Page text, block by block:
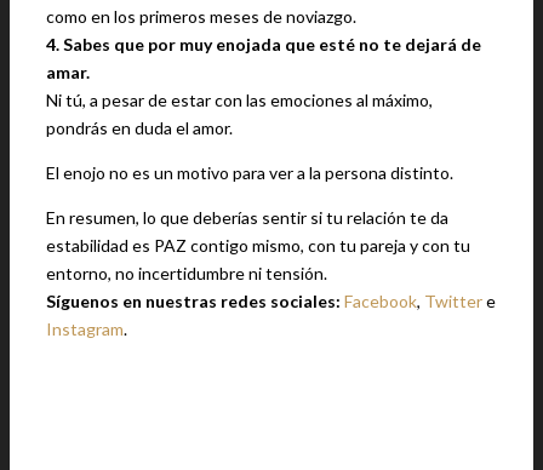
como en los primeros meses de noviazgo.
4. Sabes que por muy enojada que esté no te dejará de
amar.
Ni tú, a pesar de estar con las emociones al máximo,
pondrás en duda el amor.
El enojo no es un motivo para ver a la persona distinto.
En resumen, lo que deberías sentir si tu relación te da
estabilidad es PAZ contigo mismo, con tu pareja y con tu
entorno, no incertidumbre ni tensión.
Síguenos en nuestras redes sociales: Facebook, Twittere
Instagram.